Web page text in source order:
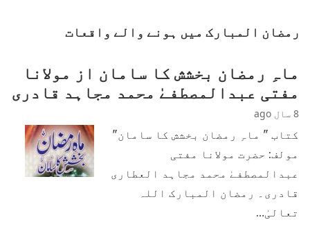
رمضان المبارک میں ہونے والے واقعات
ماہِ رمضان بخشش کا سامان از مولانا
مفتی عبدالمصطفےٰ محمد مجاہد قادری
8 سال ago
کتاب " ماہِ رمضان بخشش کا سامان"
مولف: حضرت مولانا مفتی
عبدالمصطفےٰ محمد مجاہد العطاری
قادری۔ رمضان المبارک اللہ
تعالیٰ…